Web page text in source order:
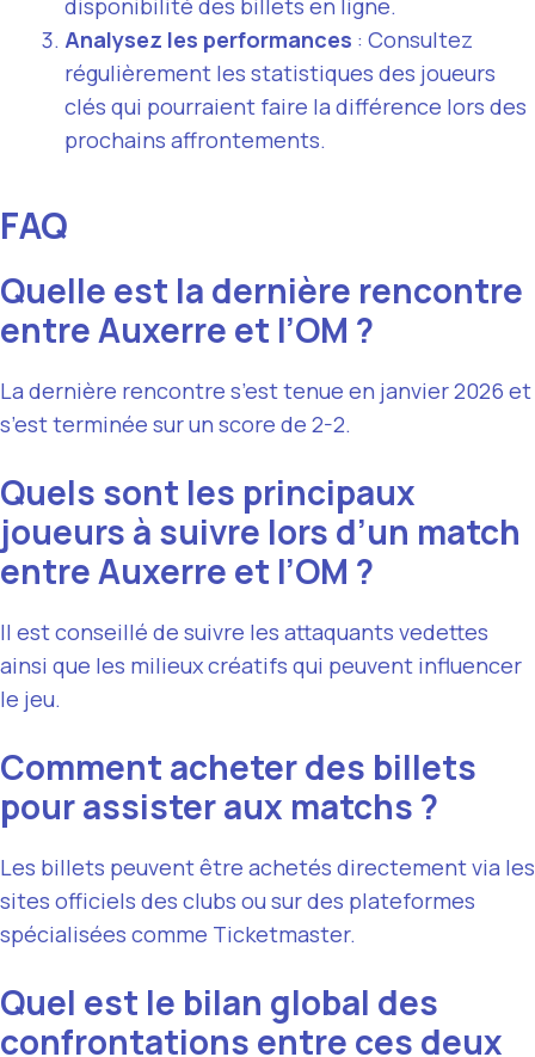
disponibilité des billets en ligne.
Analysez les performances : Consultez
régulièrement les statistiques des joueurs
clés qui pourraient faire la différence lors des
prochains affrontements.
FAQ
Quelle est la dernière rencontre
entre Auxerre et l’OM ?
La dernière rencontre s’est tenue en janvier 2026 et
s’est terminée sur un score de 2-2.
Quels sont les principaux
joueurs à suivre lors d’un match
entre Auxerre et l’OM ?
Il est conseillé de suivre les attaquants vedettes
ainsi que les milieux créatifs qui peuvent influencer
le jeu.
Comment acheter des billets
pour assister aux matchs ?
Les billets peuvent être achetés directement via les
sites officiels des clubs ou sur des plateformes
spécialisées comme Ticketmaster.
Quel est le bilan global des
confrontations entre ces deux